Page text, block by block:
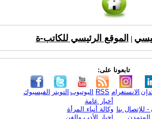
الموقع الرئيسي للكاتب-ة
تابعونا على:
الفيسبوك التويتر اليوتيوب RSS الانستغرام
للإتصال بنا
أخبار عامة
وكالة أنباء المرأة
اخبار الأدب والفن